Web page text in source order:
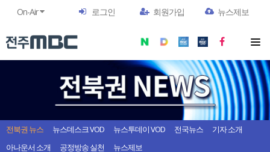
On-Air 로그인 회원가입 뉴스제보
전북권 뉴스 뉴스데스크 VOD 뉴스투데이 VOD 전국뉴스
기자 소개
아나운서 소개
공정방송 실천 뉴스제보